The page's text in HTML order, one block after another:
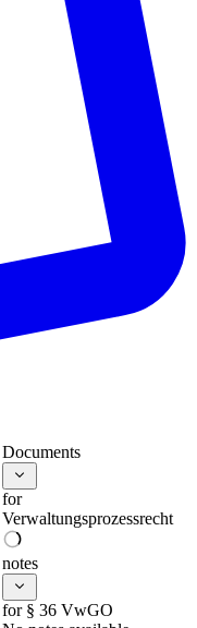
Documents
for
Verwaltungsprozessrecht
notes
for § 36 VwGO